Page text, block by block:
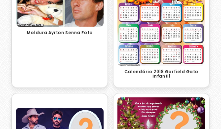
Moldura Ayrton Senna Foto
Calendário 2018 Garfield Gato
Infantil